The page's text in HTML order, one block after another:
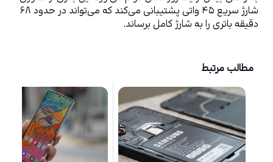
دقیقه باتری را به شارژ کامل برساند.
مطالب مرتبط